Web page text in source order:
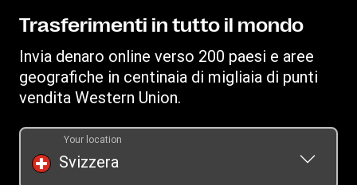
Scarica app
Richiesta cronologia dei trasferimenti
Informativa Sulla Privacy
Informazioni sui cookie
Trasferimenti in tutto il mondo
Invia denaro online verso 200 paesi e aree
geografiche in centinaia di migliaia di punti
vendita Western Union.
Svizzera
Your location